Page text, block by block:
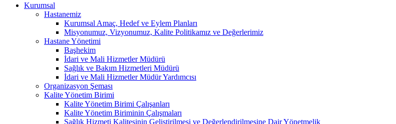
Kurumsal
Hastanemiz
Kurumsal Amaç, Hedef ve Eylem Planları
Misyonumuz, Vizyonumuz, Kalite Politikamız ve Değerlerimiz
Hastane Yönetimi
Başhekim
İdari ve Mali Hizmetler Müdürü
Sağlık ve Bakım Hizmetleri Müdürü
İdari ve Mali Hizmetler Müdür Yardımcısı
Organizasyon Şeması
Kalite Yönetim Birimi
Kalite Yönetim Birimi Çalışanları
Kalite Yönetim Biriminin Çalışmaları
Sağlık Hizmeti Kalitesinin Geliştirilmesi ve Değerlendirilmesine Dair Yönetmelik